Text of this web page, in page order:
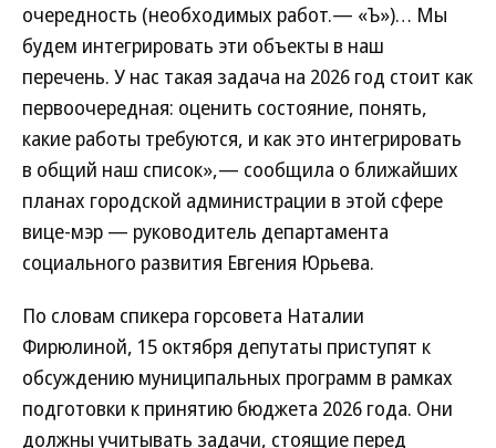
очередность (необходимых работ.— «Ъ»)… Мы
будем интегрировать эти объекты в наш
перечень. У нас такая задача на 2026 год стоит как
первоочередная: оценить состояние, понять,
какие работы требуются, и как это интегрировать
в общий наш список»,— сообщила о ближайших
планах городской администрации в этой сфере
вице-мэр — руководитель департамента
социального развития Евгения Юрьева.
По словам спикера горсовета Наталии
Фирюлиной, 15 октября депутаты приступят к
обсуждению муниципальных программ в рамках
подготовки к принятию бюджета 2026 года. Они
должны учитывать задачи, стоящие перед